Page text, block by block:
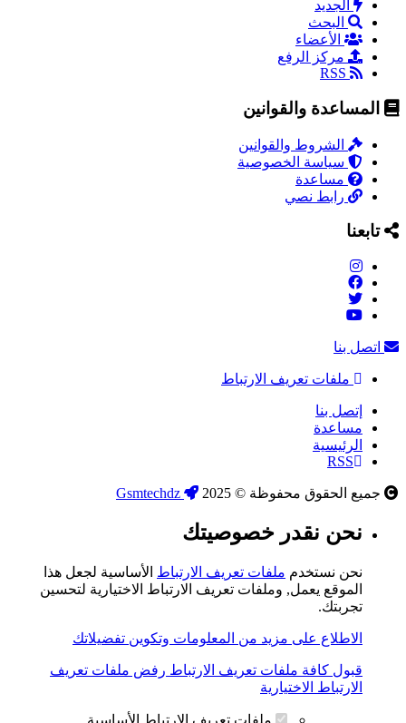
الجديد
البحث
الأعضاء
مركز الرفع
المساعدة والقوانين
الشروط والقوانين
سياسة الخصوصية
مساعدة
رابط نصي
تابعنا
اتصل بنا
ملفات تعريف الارتباط
إتصل بنا
مساعدة
الرئيسية
RSS
جميع الحقوق محفوظة © 2025
نحن نقدر خصوصيتك
نحن نستخدم ملفات تعريف الارتباط الأساسية لجعل هذا
الموقع يعمل, وملفات تعريف الارتباط الاختيارية لتحسين
تجربتك.
الاطلاع على مزيد من المعلومات وتكوين تفضيلاتك
قبول كافة ملفات تعريف الارتباط رفض ملفات تعريف
الارتباط الاختيارية
ملفات تعريف الارتباط الأساسية